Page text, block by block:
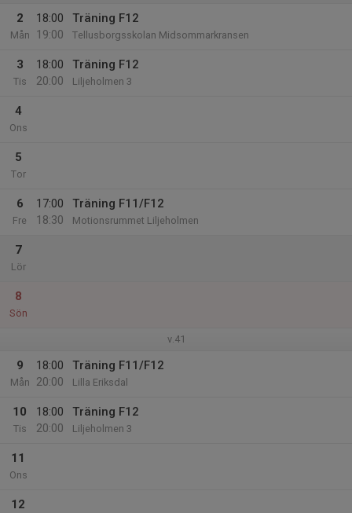
2
Mån
18:00
19:00
Träning F12
Tellusborgsskolan Midsommarkransen
3
Tis
18:00
20:00
Träning F12
Liljeholmen 3
4
Ons
5
Tor
6
Fre
17:00
18:30
Träning F11/F12
Motionsrummet Liljeholmen
7
Lör
8
Sön
v.41
9
Mån
18:00
20:00
Träning F11/F12
Lilla Eriksdal
10
Tis
18:00
20:00
Träning F12
Liljeholmen 3
11
Ons
12